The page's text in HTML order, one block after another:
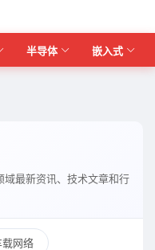
半导体 嵌入式
最新资讯、技术文章和行
载网络